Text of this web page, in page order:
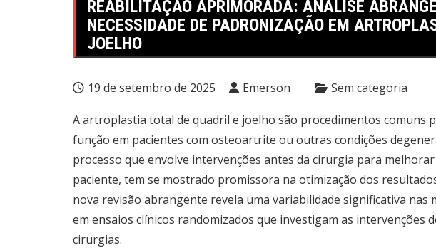
REABILITAÇÃO APRIMORADA: ANÁLISE
NECESSIDADE DE PADRONIZAÇÃO EM
JOELHO
19 de setembro de 2025 Emerson Sem categoria
A artroplastia total de quadril e joelho são procedimentos comuns
função em pacientes com osteoartrite ou outras condições
processo que envolve intervenções antes da cirurgia para
paciente, tem se mostrado promissora na otimização dos
nova revisão abrangente revela uma variabilidade significativa nas
em ensaios clínicos randomizados que investigam as intervenções
cirurgias.